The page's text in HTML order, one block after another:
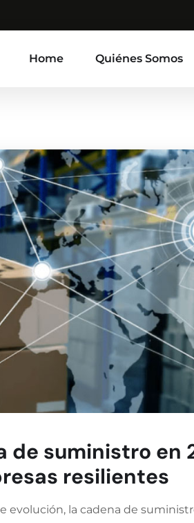
Home Quiénes Somos
de suministro en
resilientes
evolución, la cadena de